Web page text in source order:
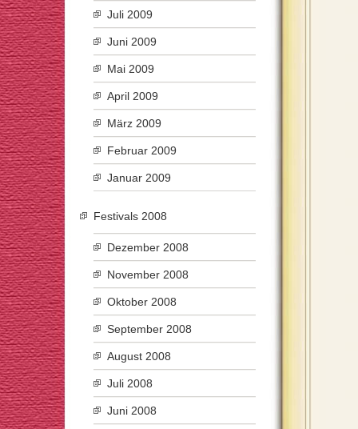
Juli 2009
Juni 2009
Mai 2009
April 2009
März 2009
Februar 2009
Januar 2009
Festivals 2008
Dezember 2008
November 2008
Oktober 2008
September 2008
August 2008
Juli 2008
Juni 2008